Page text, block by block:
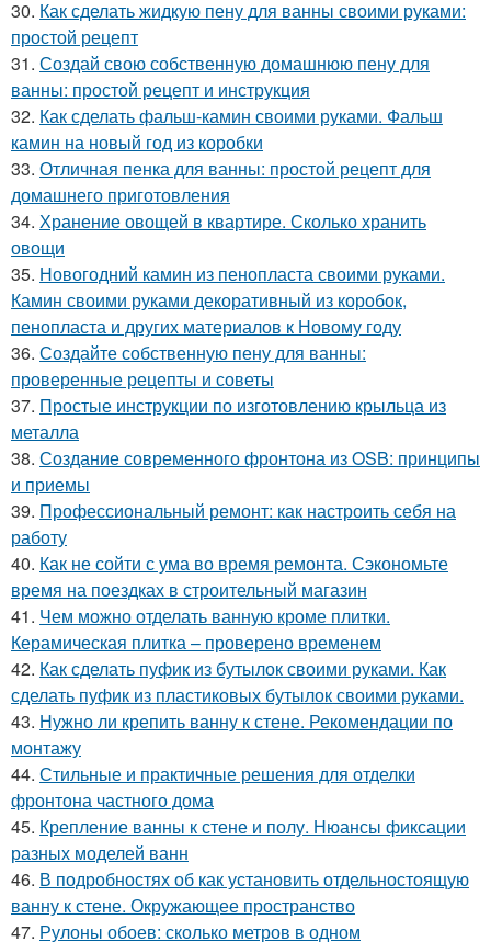
30. Как сделать жидкую пену для ванны своими руками:
простой рецепт
31. Создай свою собственную домашнюю пену для
ванны: простой рецепт и инструкция
32. Как сделать фальш-камин своими руками. Фальш
камин на новый год из коробки
33. Отличная пенка для ванны: простой рецепт для
домашнего приготовления
34. Хранение овощей в квартире. Сколько хранить
овощи
35. Новогодний камин из пенопласта своими руками.
Камин своими руками декоративный из коробок,
пенопласта и других материалов к Новому году
36. Создайте собственную пену для ванны:
проверенные рецепты и советы
37. Простые инструкции по изготовлению крыльца из
металла
38. Создание современного фронтона из OSB: принципы
и приемы
39. Профессиональный ремонт: как настроить себя на
работу
40. Как не сойти с ума во время ремонта. Сэкономьте
время на поездках в строительный магазин
41. Чем можно отделать ванную кроме плитки.
Керамическая плитка – проверено временем
42. Как сделать пуфик из бутылок своими руками. Как
сделать пуфик из пластиковых бутылок своими руками.
43. Нужно ли крепить ванну к стене. Рекомендации по
монтажу
44. Стильные и практичные решения для отделки
фронтона частного дома
45. Крепление ванны к стене и полу. Нюансы фиксации
разных моделей ванн
46. В подробностях об как установить отдельностоящую
ванну к стене. Окружающее пространство
47. Рулоны обоев: сколько метров в одном